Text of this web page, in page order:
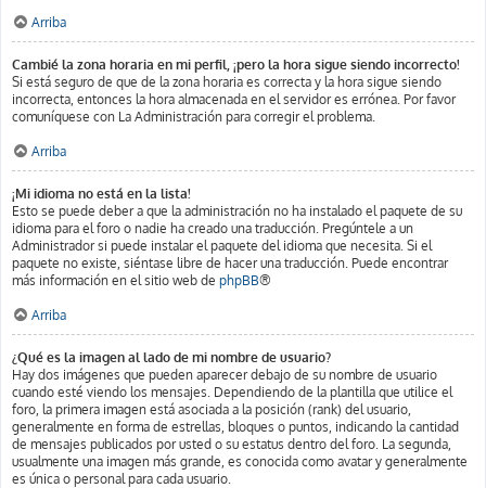
Arriba
Cambié la zona horaria en mi perfil, ¡pero la hora sigue siendo incorrecto!
Si está seguro de que de la zona horaria es correcta y la hora sigue siendo
incorrecta, entonces la hora almacenada en el servidor es errónea. Por favor
comuníquese con La Administración para corregir el problema.
Arriba
¡Mi idioma no está en la lista!
Esto se puede deber a que la administración no ha instalado el paquete de su
idioma para el foro o nadie ha creado una traducción. Pregúntele a un
Administrador si puede instalar el paquete del idioma que necesita. Si el
paquete no existe, siéntase libre de hacer una traducción. Puede encontrar
más información en el sitio web de phpBB®
Arriba
¿Qué es la imagen al lado de mi nombre de usuario?
Hay dos imágenes que pueden aparecer debajo de su nombre de usuario
cuando esté viendo los mensajes. Dependiendo de la plantilla que utilice el
foro, la primera imagen está asociada a la posición (rank) del usuario,
generalmente en forma de estrellas, bloques o puntos, indicando la cantidad
de mensajes publicados por usted o su estatus dentro del foro. La segunda,
usualmente una imagen más grande, es conocida como avatar y generalmente
es única o personal para cada usuario.